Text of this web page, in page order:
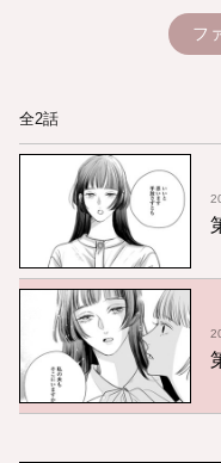
フ
全2話